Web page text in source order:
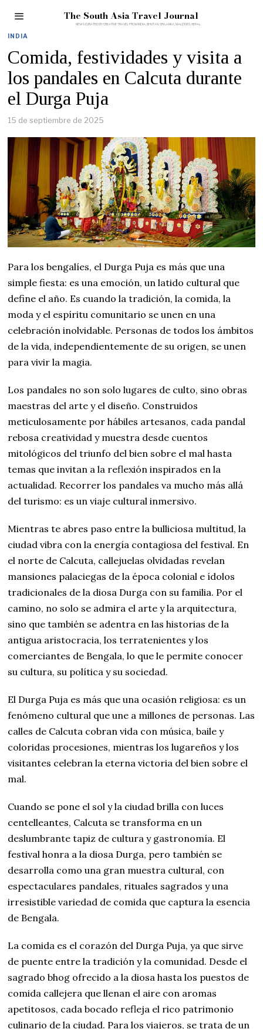
The South Asia Travel Journal
INDIA
Comida, festividades y visita a
los pandales en Calcuta durante
el Durga Puja
15 de septiembre de 2025
Para los bengalíes, el Durga Puja es más que una
simple fiesta: es una emoción, un latido cultural que
define el año. Es cuando la tradición, la comida, la
moda y el espíritu comunitario se unen en una
celebración inolvidable. Personas de todos los ámbitos
de la vida, independientemente de su origen, se unen
para vivir la magia.
Los pandales no son solo lugares de culto, sino obras
maestras del arte y el diseño. Construidos
meticulosamente por hábiles artesanos, cada pandal
rebosa creatividad y muestra desde cuentos
mitológicos del triunfo del bien sobre el mal hasta
temas que invitan a la reflexión inspirados en la
actualidad. Recorrer los pandales va mucho más allá
del turismo: es un viaje cultural inmersivo.
Mientras te abres paso entre la bulliciosa multitud, la
ciudad vibra con la energía contagiosa del festival. En
el norte de Calcuta, callejuelas olvidadas revelan
mansiones palaciegas de la época colonial e ídolos
tradicionales de la diosa Durga con su familia. Por el
camino, no solo se admira el arte y la arquitectura,
sino que también se adentra en las historias de la
antigua aristocracia, los terratenientes y los
comerciantes de Bengala, lo que le permite conocer
su cultura, su política y su sociedad.
El Durga Puja es más que una ocasión religiosa: es un
fenómeno cultural que une a millones de personas. Las
calles de Calcuta cobran vida con música, baile y
coloridas procesiones, mientras los lugareños y los
visitantes celebran la eterna victoria del bien sobre el
mal.
Cuando se pone el sol y la ciudad brilla con luces
centelleantes, Calcuta se transforma en un
deslumbrante tapiz de cultura y gastronomía. El
festival honra a la diosa Durga, pero también se
desarrolla como una gran muestra cultural, con
espectaculares pandales, rituales sagrados y una
irresistible variedad de comida que captura la esencia
de Bengala.
La comida es el corazón del Durga Puja, ya que sirve
de puente entre la tradición y la comunidad. Desde el
sagrado bhog ofrecido a la diosa hasta los puestos de
comida callejera que llenan el aire con aromas
apetitosos, cada bocado refleja el rico patrimonio
culinario de la ciudad. Para los viajeros, se trata de un